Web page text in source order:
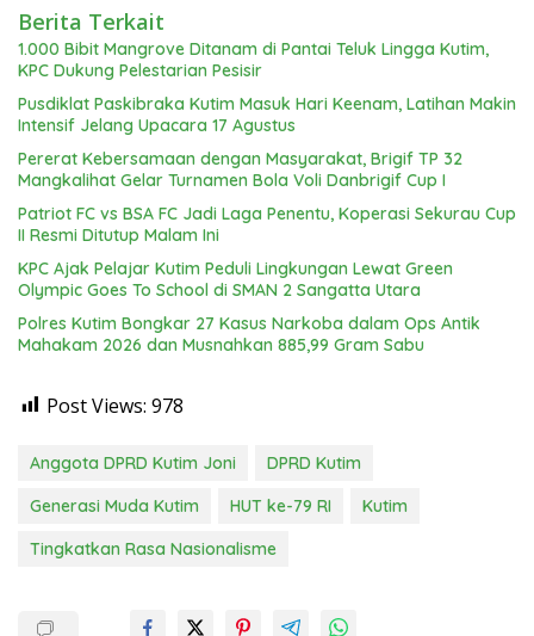
Berita Terkait
1.000 Bibit Mangrove Ditanam di Pantai Teluk Lingga Kutim,
KPC Dukung Pelestarian Pesisir
Pusdiklat Paskibraka Kutim Masuk Hari Keenam, Latihan Makin
Intensif Jelang Upacara 17 Agustus
Pererat Kebersamaan dengan Masyarakat, Brigif TP 32
Mangkalihat Gelar Turnamen Bola Voli Danbrigif Cup I
Patriot FC vs BSA FC Jadi Laga Penentu, Koperasi Sekurau Cup
II Resmi Ditutup Malam Ini
KPC Ajak Pelajar Kutim Peduli Lingkungan Lewat Green
Olympic Goes To School di SMAN 2 Sangatta Utara
Polres Kutim Bongkar 27 Kasus Narkoba dalam Ops Antik
Mahakam 2026 dan Musnahkan 885,99 Gram Sabu
Post Views: 978
Anggota DPRD Kutim Joni
DPRD Kutim
Generasi Muda Kutim
HUT ke-79 RI
Kutim
Tingkatkan Rasa Nasionalisme